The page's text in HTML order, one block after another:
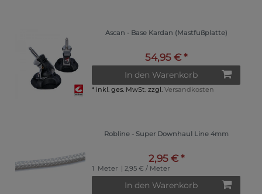
Ascan - Base Kardan (Mastfußplatte)
54,95 € *
In den Warenkorb
* inkl. ges. MwSt. zzgl.Versandkosten
Robline - Super Downhaul Line 4mm
2,95 € *
1 Meter | 2,95 € / Meter
In den Warenkorb